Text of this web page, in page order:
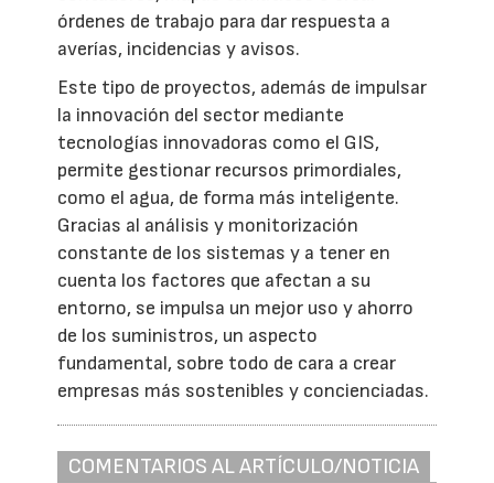
órdenes de trabajo para dar respuesta a
averías, incidencias y avisos.
Este tipo de proyectos, además de impulsar
la innovación del sector mediante
tecnologías innovadoras como el GIS,
permite gestionar recursos primordiales,
como el agua, de forma más inteligente.
Gracias al análisis y monitorización
constante de los sistemas y a tener en
cuenta los factores que afectan a su
entorno, se impulsa un mejor uso y ahorro
de los suministros, un aspecto
fundamental, sobre todo de cara a crear
empresas más sostenibles y concienciadas.
COMENTARIOS AL ARTÍCULO/NOTICIA